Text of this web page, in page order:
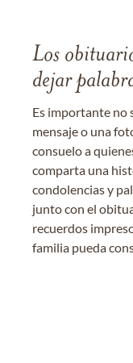
Los
dejar
Es importante no
mensaje o una
consuelo a
comparta una
condolencias y
junto con el
recuerdos
familia pueda